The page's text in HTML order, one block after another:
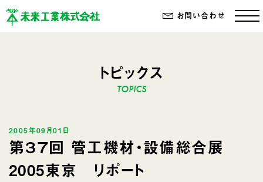
お問い合わせ
トピックス
2005年09月01日
第３７回 管工機材・設備総合展
2005東京 リポート